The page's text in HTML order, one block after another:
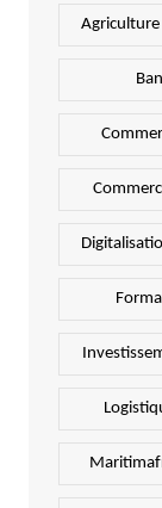
Agriculture